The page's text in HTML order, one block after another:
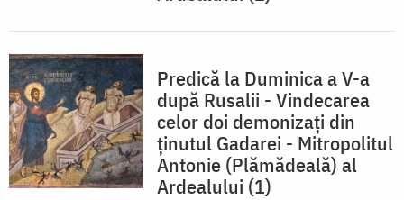
Predică la Duminica a V-a
după Rusalii - Vindecarea
celor doi demonizaţi din
ţinutul Gadarei - Mitropolitul
Antonie (Plămădeală) al
Ardealului (1)